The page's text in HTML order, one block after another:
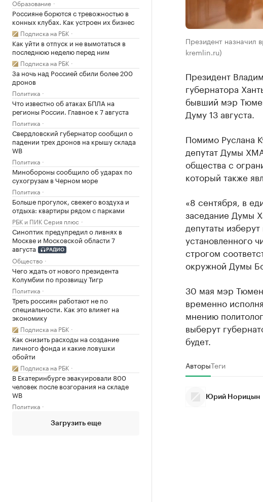
Образование
Россияне борются с тревожностью в
конных клубах. Как устроен их бизнес
Подписка на РБК
Как уйти в отпуск и не вымотаться в
последнюю неделю перед ним
Подписка на РБК
За ночь над Россией сбили более 200
дронов
Политика
Что известно об атаках БПЛА на
регионы России. Главное к 7 августа
Политика
Свердловский губернатор сообщил о
падении трех дронов на крышу склада
WB
Политика
Минобороны сообщило об ударах по
сухогрузам в Черном море
Политика
Больше прогулок, свежего воздуха и
отдыха: квартиры рядом с парками
РБК и ПИК Серия плюс
Синоптик предупредил о ливнях в
Москве и Московской области 7
августа
РАДИО
Общество
Чего ждать от нового президента
Колумбии по прозвищу Тигр
Политика
Треть россиян работают не по
специальности. Как это влияет на
экономику
Подписка на РБК
Как снизить расходы на создание
личного фонда и какие ловушки
обойти
Подписка на РБК
В Екатеринбурге эвакуировали 800
человек после возгорания на складе
WB
Политика
Загрузить еще
Президент назначил
kremlin.ru)
Президент
губернатора
бывший мэр
Думу 13 августа.
Помимо Руслана
депутат Думы
общества с
который также
«8 сентября, в
заседание Думы
депутаты
установленного
строгом
окружной Думы
30 мая мэр
временно
мнению
выберут
будет.
АвторыТеги
Юрий Норицын